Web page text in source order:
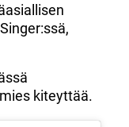
kiteyttää.